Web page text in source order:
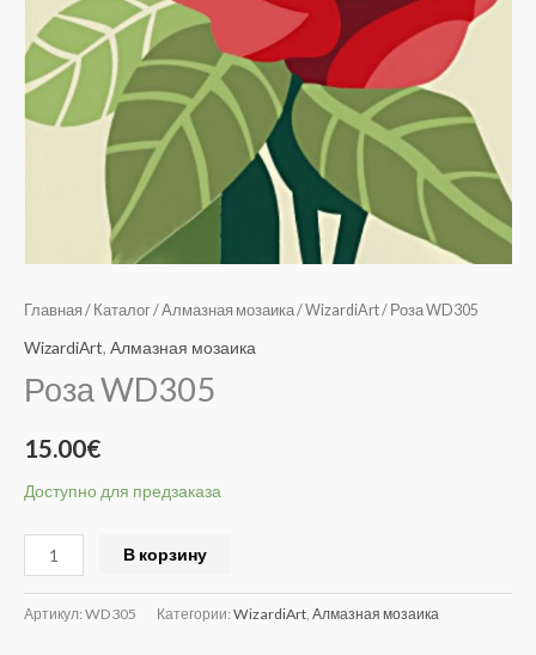
Главная / Каталог/Алмазная мозаика/WizardiArt/ Роза WD305
WizardiArt, Алмазная мозаика
Роза WD305
15.00€
Доступно для предзаказа
В корзину
Артикул: WD305 Категории: WizardiArt Алмазная мозаика